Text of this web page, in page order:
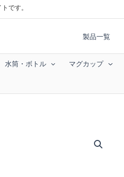
です。
製品一覧
水筒・ボトル マグカップ